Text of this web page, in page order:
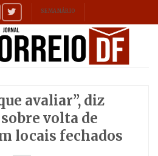
SEMANÁRIO
avaliar”, diz
volta de
locais fechados